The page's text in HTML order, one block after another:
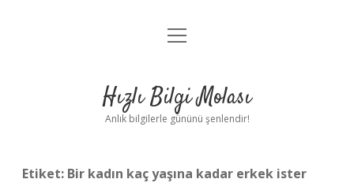
Anasayfa
Yasal Uyarı
menüyü
Hızlı Bilgi Molası
Anlık bilgilerle gününü şenlendir!
Etiket: Bir kadın kaç yaşına kadar erkek ister